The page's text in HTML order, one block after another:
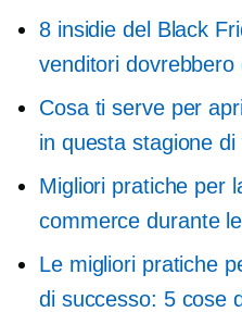
8 insidie ​​del Black
venditori
Cosa ti serve per
in questa stagione di
Migliori pratiche per
commerce durante
Le migliori pratiche
di successo: 5 cose